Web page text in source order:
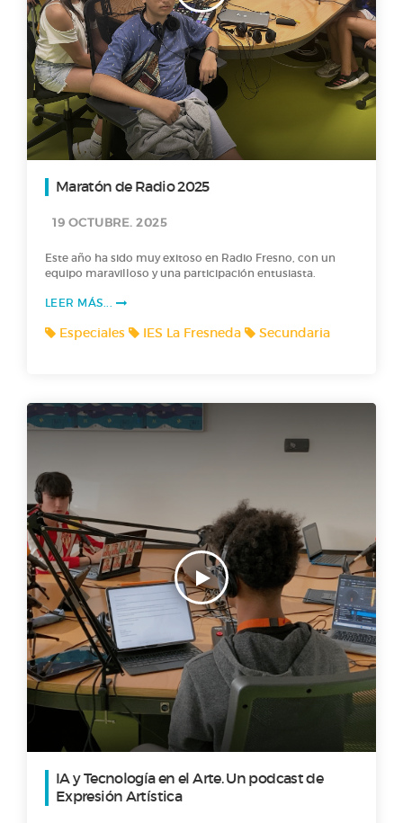
Maratón de Radio 2025
19 OCTUBRE. 2025
Este año ha sido muy exitoso en Radio Fresno, con un
equipo maravilloso y una participación entusiasta.
LEER MÁS...
Especiales IES La Fresneda Secundaria
IA y Tecnología en el Arte. Un podcast de
Expresión Artística